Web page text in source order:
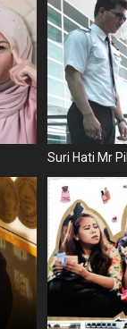
Suri Hati Mr